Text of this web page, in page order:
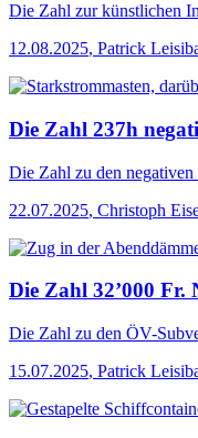
Die Zahl zur künstlichen
12.08.2025, Patrick
Die Zahl 237h
Die Zahl zu den negativen
22.07.2025, Christoph
Die Zahl 32’000 Fr.
Die Zahl zu den ÖV-
15.07.2025, Patrick